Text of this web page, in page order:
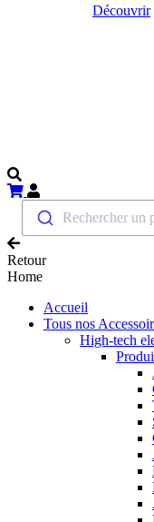
Découvrir
Rechercher un
Retour
Home
Accueil
Tous nos
High-tech